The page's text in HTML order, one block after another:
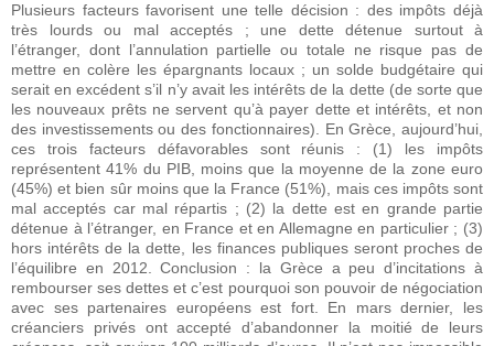
Plusieurs facteurs favorisent une telle décision : des impôts déjà
très lourds ou mal acceptés ; une dette détenue surtout à
l’étranger, dont l’annulation partielle ou totale ne risque pas de
mettre en colère les épargnants locaux ; un solde budgétaire qui
serait en excédent s’il n’y avait les intérêts de la dette (de sorte que
les nouveaux prêts ne servent qu’à payer dette et intérêts, et non
des investissements ou des fonctionnaires). En Grèce, aujourd’hui,
ces trois facteurs défavorables sont réunis : (1) les impôts
représentent 41% du PIB, moins que la moyenne de la zone euro
(45%) et bien sûr moins que la France (51%), mais ces impôts sont
mal acceptés car mal répartis ; (2) la dette est en grande partie
détenue à l’étranger, en France et en Allemagne en particulier ; (3)
hors intérêts de la dette, les finances publiques seront proches de
l’équilibre en 2012. Conclusion : la Grèce a peu d’incitations à
rembourser ses dettes et c’est pourquoi son pouvoir de négociation
avec ses partenaires européens est fort. En mars dernier, les
créanciers privés ont accepté d’abandonner la moitié de leurs